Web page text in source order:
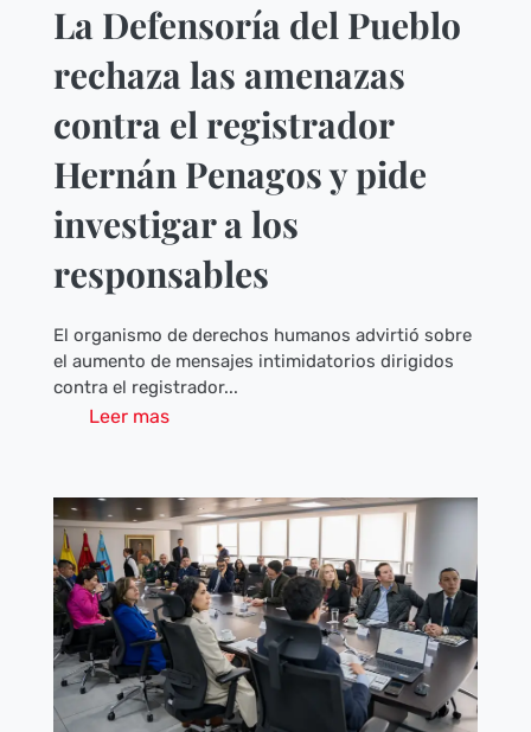
La Defensoría del Pueblo
rechaza las amenazas
contra el registrador
Hernán Penagos y pide
investigar a los
responsables
El organismo de derechos humanos advirtió sobre
el aumento de mensajes intimidatorios dirigidos
contra el registrador...
Leer mas